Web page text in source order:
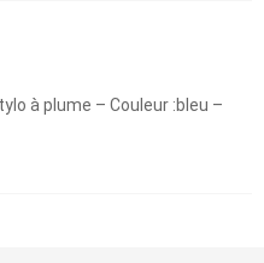
à plume – Couleur :bleu –